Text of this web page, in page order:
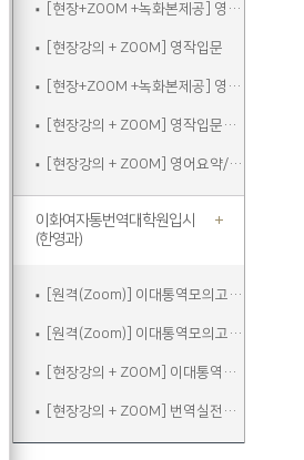
[현장+ZOOM +녹화본제공] 영작입문
[현장강의 + ZOOM] 영작입문
[현장+ZOOM +녹화본제공] 영작입문주말
[현장강의 + ZOOM] 영작입문주말
[현장강의 + ZOOM] 영어요약/에세이쓰기
이화여자통번역대학원입시
(한영과)
[원격(Zoom)] 이대통역모의고사A
[원격(Zoom)] 이대통역모의고사B
[현장강의 + ZOOM] 이대통역실전
[현장강의 + ZOOM] 번역실전주말